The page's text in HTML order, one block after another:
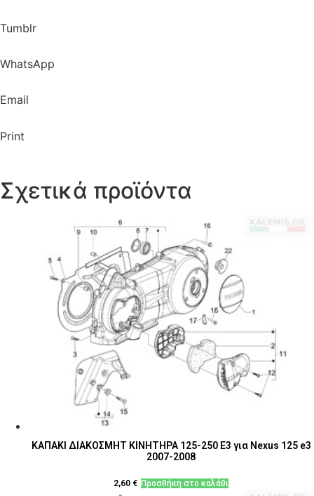
Tumblr
WhatsApp
Email
Print
Σχετικά προϊόντα
ΚΑΠΑΚΙ ΔΙΑΚΟΣΜΗΤ ΚΙΝΗΤΗΡΑ 125-250 E3 για Nexus 125 e3
2007-2008
2,60 € Προσθήκη στο καλάθι